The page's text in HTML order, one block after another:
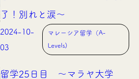
了！別れと涙〜
2024-10-
03
マレーシア留学（A-
Levels)
留学25日目 〜マラヤ大学